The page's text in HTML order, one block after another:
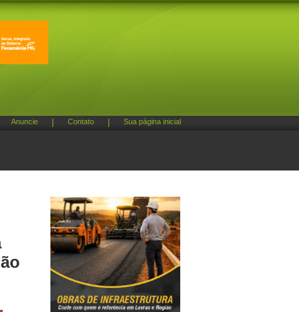
Anuncie Contato Sua página inicial